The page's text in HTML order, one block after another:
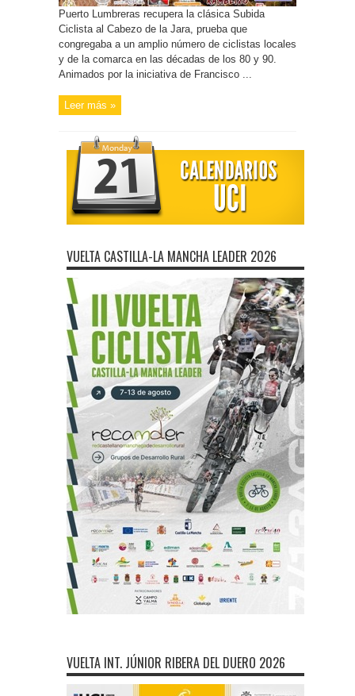
Puerto Lumbreras recupera la clásica Subida
Ciclista al Cabezo de la Jara, prueba que
congregaba a un amplio número de ciclistas locales
y de la comarca en las décadas de los 80 y 90.
Animados por la iniciativa de Francisco ...
Leer más »
VUELTA CASTILLA-LA MANCHA LEADER 2026
VUELTA INT. JÚNIOR RIBERA DEL DUERO 2026